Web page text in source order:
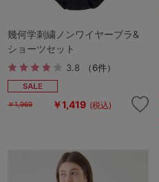
幾何学刺繍ノンワイヤーブラ&
ショーツセット
3.8 （6件）
￥1,969 ￥1,419 (税込)